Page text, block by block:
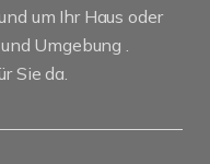
um Ihr Haus oder
Umgebung .
Sie da.